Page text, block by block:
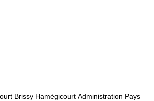
Brissy Hamégicourt Administration Pays